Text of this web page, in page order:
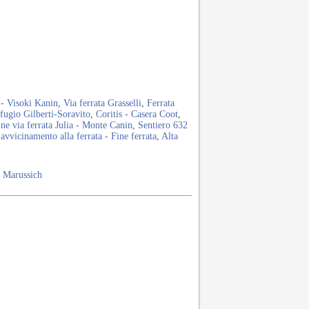
- Visoki Kanin, Via ferrata Grasselli, Ferrata
Gilberti-Soravito, Coritis - Casera Coot,
via ferrata Julia - Monte Canin, Sentiero 632
alla ferrata - Fine ferrata, Alta